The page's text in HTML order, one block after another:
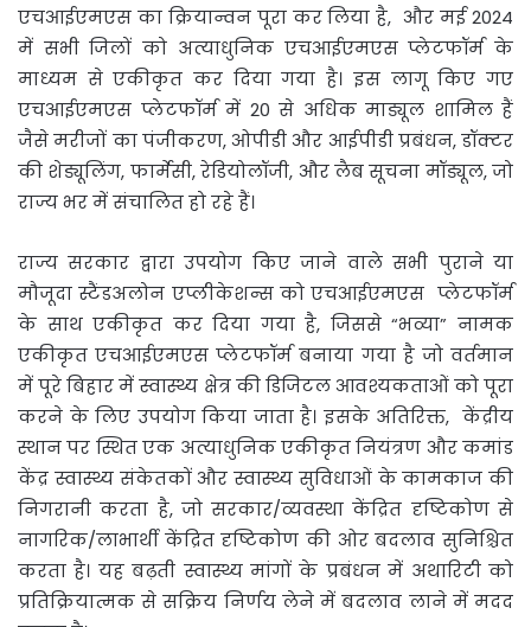
एचआईएमएस का क्रियान्वन पूरा कर लिया है, और मई 2024
में सभी जिलों को अत्याधुनिक एचआईएमएस प्लेटफॉर्म के
माध्यम से एकीकृत कर दिया गया है। इस लागू किए गए
एचआईएमएस प्लेटफॉर्म में 20 से अधिक माड्यूल शामिल हैं
जैसे मरीजों का पंजीकरण, ओपीडी और आईपीडी प्रबंधन, डॉक्टर
की शेड्यूलिंग, फार्मेसी, रेडियोलॉजी, और लैब सूचना मॉड्यूल, जो
राज्य भर में संचालित हो रहे हैं।
राज्य सरकार द्वारा उपयोग किए जाने वाले सभी पुराने या
मौजूदा स्टैंडअलोन एप्लीकेशन्स को एचआईएमएस प्लेटफॉर्म
के साथ एकीकृत कर दिया गया है, जिससे “भव्या” नामक
एकीकृत एचआईएमएस प्लेटफॉर्म बनाया गया है जो वर्तमान
में पूरे बिहार में स्वास्थ्य क्षेत्र की डिजिटल आवश्यकताओं को पूरा
करने के लिए उपयोग किया जाता है। इसके अतिरिक्त, केंद्रीय
स्थान पर स्थित एक अत्याधुनिक एकीकृत नियंत्रण और कमांड
केंद्र स्वास्थ्य संकेतकों और स्वास्थ्य सुविधाओं के कामकाज की
निगरानी करता है, जो सरकार/व्यवस्था केंद्रित दृष्टिकोण से
नागरिक/लाभार्थी केंद्रित दृष्टिकोण की ओर बदलाव सुनिश्चित
करता है। यह बढ़ती स्वास्थ्य मांगों के प्रबंधन में अथारिटी को
प्रतिक्रियात्मक से सक्रिय निर्णय लेने में बदलाव लाने में मदद